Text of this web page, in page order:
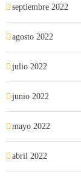
septiembre 2022
agosto 2022
julio 2022
junio 2022
mayo 2022
abril 2022